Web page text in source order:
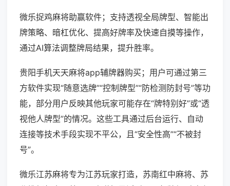
微乐捉鸡麻将助赢软件；支持透视全局牌型、智能出
牌策略、暗杠优化、提高好牌率及快速自摸等操作，
通过AI算法调整牌局结果，提升胜率。
贵阳手机天天麻将app辅牌器购买；用户可通过第三
方软件实现“随意选牌”“控制牌型”“防检测防封号”等功
能，部分用户反映其他玩家可能存在“牌特别好”或“透
视他人牌型”的情况。这些工具通过后台运行、自动
连接等技术手段实现不平公，且“安全性高”“不被封
号”。
微乐江苏麻将专为江苏玩家打造，苏南红中麻将、苏